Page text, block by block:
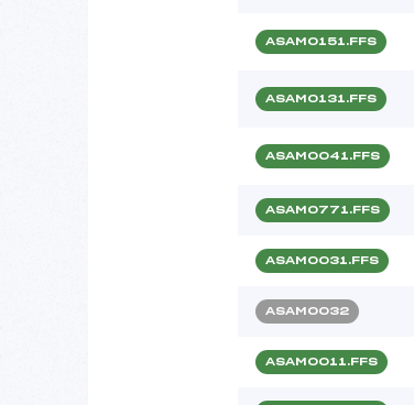
ASAM0151.FFS
ASAM0131.FFS
ASAM0041.FFS
ASAM0771.FFS
ASAM0031.FFS
ASAM0032
ASAM0011.FFS